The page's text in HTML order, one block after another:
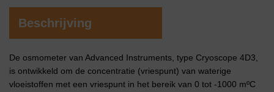
Beschrijving
De osmometer van Advanced Instruments, type Cryoscope 4D3,
is ontwikkeld om de concentratie (vriespunt) van waterige
vloeistoffen met een vriespunt in het bereik van 0 tot -1000 mºC